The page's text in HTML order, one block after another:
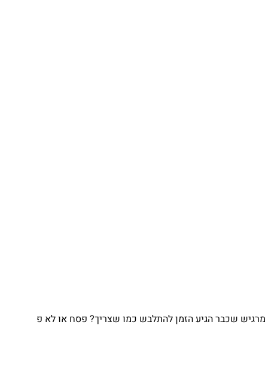
שכבר הגיע הזמן להתלבש כמו שצריך? פסח או לא פ